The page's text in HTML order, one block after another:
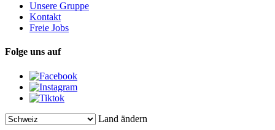
Unsere Gruppe
Kontakt
Freie Jobs
Folge uns auf
Land ändern